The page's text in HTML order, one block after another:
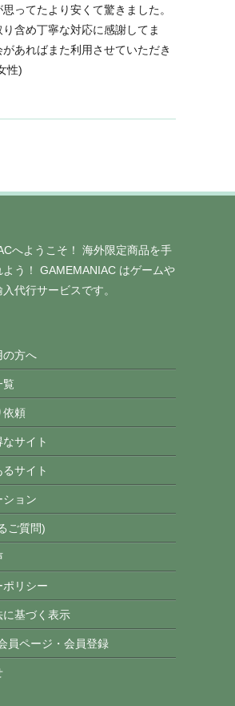
ってたより安くて驚きました。
含め丁寧な対応に感謝してま
あればまた利用させていただき
性)
へようこそ！ 海外限定商品を手
う！ GAMEMANIAC はゲームや
代行サービスです。
の方へ
覧
依頼
サイト
サイト
ション
ご質問)
ポリシー
基づく表示
員ページ・会員登録